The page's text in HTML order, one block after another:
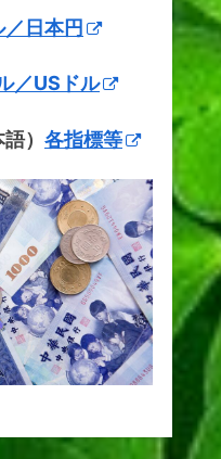
／日本円
／USドル
） 各指標等